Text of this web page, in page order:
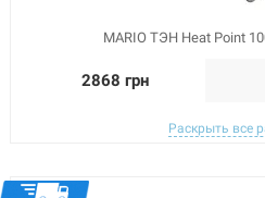
MARIO ТЭН Heat Point
2868 грн
Раскрыть все